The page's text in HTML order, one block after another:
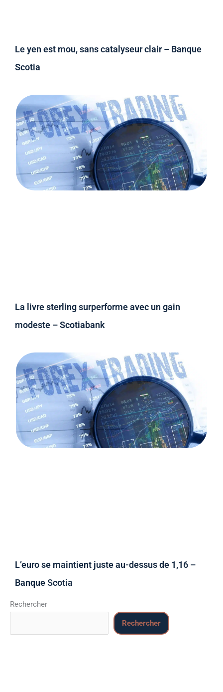
Le yen est mou, sans catalyseur clair – Banque
Scotia
La livre sterling surperforme avec un gain
modeste – Scotiabank
L’euro se maintient juste au-dessus de 1,16 –
Banque Scotia
Rechercher
Rechercher